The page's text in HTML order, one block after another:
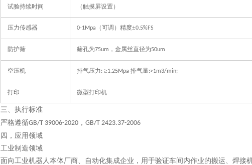
试验持续时间 （触摸屏设置）
压力传感器 0-1Mpa （可调）精度±0.5%FS
防护筛 筛孔为75um ，金属丝直径为50um
空压机 排气压力: ≥1.25Mpa 排气量:>1m3/min;
打印 微型打印机
三、 执行标准
严格遵循GB/T 39006-2020 ， GB/T 2423.37-2006
四， 应用领域
工业制造领域
面向工业机器人本体厂商、自动化集成企业，用于验证车间内作业的搬运、焊接